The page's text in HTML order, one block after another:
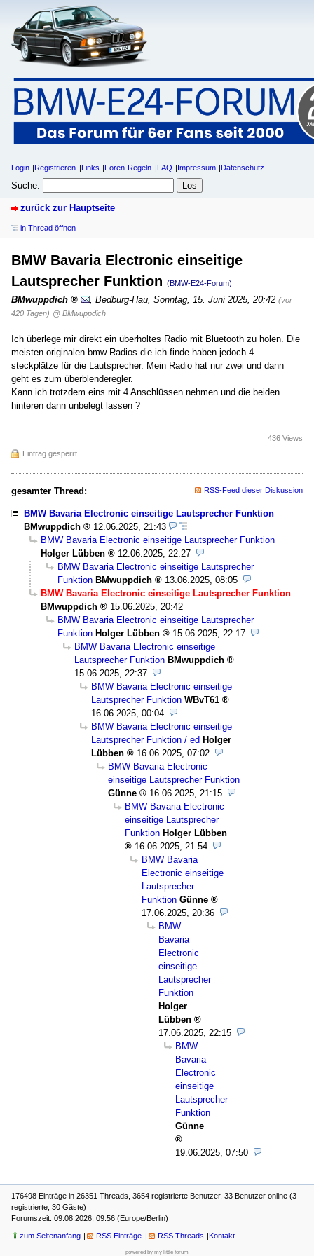
Login Registrieren Links Foren-Regeln FAQ Impressum Datenschutz
Suche:
zurück zur Hauptseite
in Thread öffnen
BMW Bavaria Electronic einseitige
Lautsprecher Funktion (BMW-E24-Forum)
BMwuppdich Bedburg-Hau Sonntag, 15. Juni 2025, 20:42 (vor
420 Tagen) @ BMwuppdich
Ich überlege mir direkt ein überholtes Radio mit Bluetooth zu holen. Die
meisten originalen bmw Radios die ich finde haben jedoch 4
steckplätze für die Lautsprecher. Mein Radio hat nur zwei und dann
geht es zum überblenderegler.
Kann ich trotzdem eins mit 4 Anschlüssen nehmen und die beiden
hinteren dann unbelegt lassen ?
Eintrag gesperrt
436 Views
gesamter Thread: RSS-Feed dieser Diskussion
BMW Bavaria Electronic einseitige Lautsprecher Funktion
BMwuppdich
12.06.2025, 21:43
BMW Bavaria Electronic einseitige Lautsprecher Funktion
Holger Lübben
12.06.2025, 22:27
BMW Bavaria Electronic einseitige Lautsprecher
Funktion BMwuppdich
13.06.2025, 08:05
BMW Bavaria Electronic einseitige Lautsprecher Funktion
BMwuppdich
15.06.2025, 20:42
BMW Bavaria Electronic einseitige Lautsprecher
Funktion Holger Lübben
15.06.2025, 22:17
BMW Bavaria Electronic einseitige
Lautsprecher Funktion BMwuppdich
15.06.2025, 22:37
BMW Bavaria Electronic einseitige
Lautsprecher Funktion WBvT61
16.06.2025, 00:04
BMW Bavaria Electronic einseitige
Lautsprecher Funktion / ed Holger
Lübben
16.06.2025, 07:02
BMW Bavaria Electronic
einseitige Lautsprecher Funktion
Günne
16.06.2025, 21:15
BMW Bavaria Electronic
einseitige Lautsprecher
Funktion Holger Lübben
16.06.2025, 21:54
BMW Bavaria
Electronic einseitige
Lautsprecher
Funktion Günne
17.06.2025, 20:36
BMW
Bavaria
Electronic
einseitige
Lautsprecher
Funktion
Holger
Lübben
17.06.2025, 22:15
BMW
Bavaria
Electronic
einseitige
Lautsprecher
Funktion
Günne
19.06.2025, 07:50
176498 Einträge in 26351 Threads, 3654 registrierte Benutzer, 33 Benutzer online (3
registrierte, 30 Gäste)
Forumszeit: 09.08.2026, 09:56 (Europe/Berlin)
zum Seitenanfang RSS Einträge RSS Threads Kontakt
powered by my little forum